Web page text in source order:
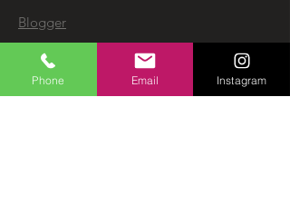
Blogger
ENTRE EM CONTATO
Phone Email Instagram